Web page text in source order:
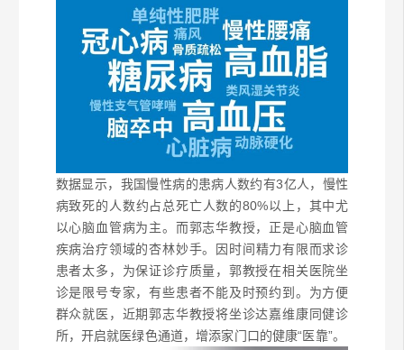
数据显示，我国慢性病的患病人数约有3亿人，慢性
病致死的人数约占总死亡人数的80%以上，其中尤
以心脑血管病为主。而郭志华教授，正是心脑血管
疾病治疗领域的杏林妙手。
因时间精力有限而求诊
患者太多，为保证诊疗质量，郭教授在相关医院坐
诊是限号专家，有些患者不能及时预约到。为方便
群众就医，近期郭志华教授将坐诊达嘉维康同健诊
所，开启就医绿色通道，增添家门口的健康“医靠”。